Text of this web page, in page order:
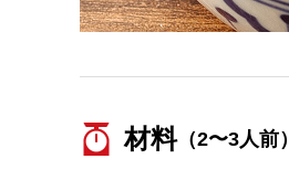
材料（2〜3人前）